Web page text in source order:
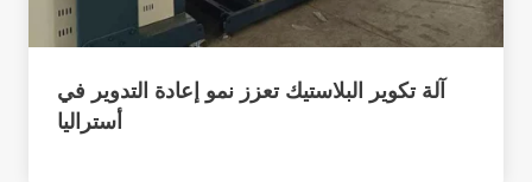
آلة تكوير البلاستيك تعزز نمو إعادة التدوير في
أستراليا